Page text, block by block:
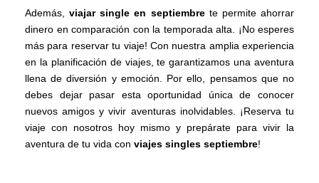
Además, viajar single en septiembrete permite ahorrar
dinero en comparación con la temporada alta. ¡No esperes
más para reservar tu viaje! Con nuestra amplia experiencia
en la planificación de viajes, te garantizamos una aventura
llena de diversión y emoción. Por ello, pensamos que no
debes dejar pasar esta oportunidad única de conocer
nuevos amigos y vivir aventuras inolvidables. ¡Reserva tu
viaje con nosotros hoy mismo y prepárate para vivir la
aventura de tu vida con viajes singles septiembre!